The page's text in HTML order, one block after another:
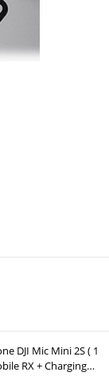
thiểu quang sai, lóa
nghiệt.
DJI Mic Mini 2S ( 1
RX + Charging